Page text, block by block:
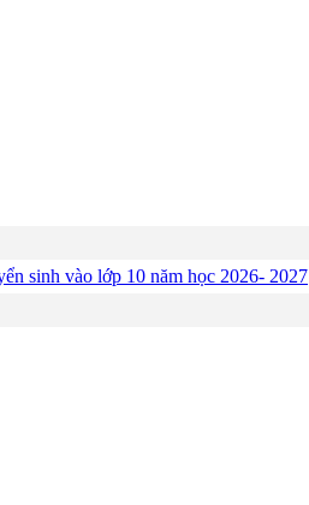
sinh vào lớp 10 năm học 2026- 2027